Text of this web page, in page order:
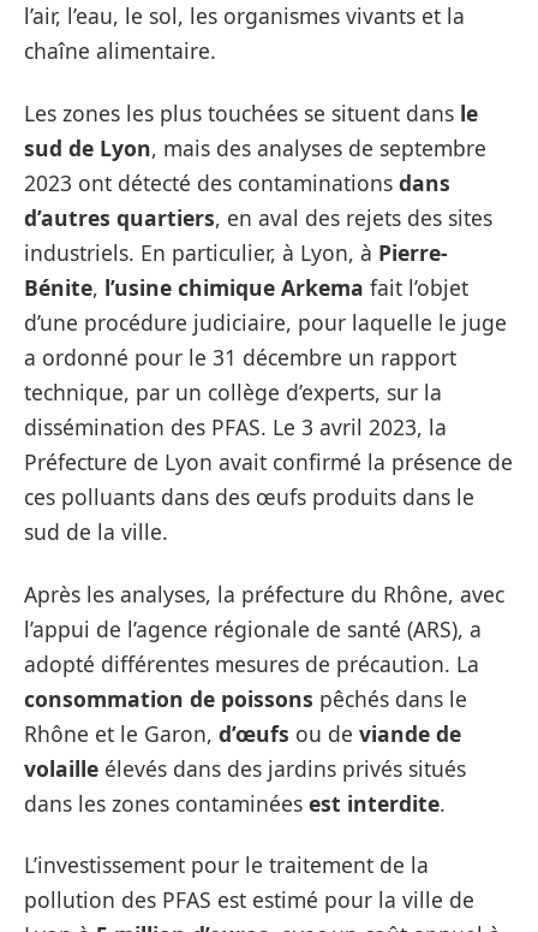
l’air, l’eau, le sol, les organismes vivants et la
chaîne alimentaire.
Les zones les plus touchées se situent dans le
sud de Lyon, mais des analyses de septembre
2023 ont détecté des contaminations dans
d’autres quartiers, en aval des rejets des sites
industriels. En particulier, à Lyon, à Pierre-
Bénite, l’usine chimique Arkema fait l’objet
d’une procédure judiciaire, pour laquelle le juge
a ordonné pour le 31 décembre un rapport
technique, par un collège d’experts, sur la
dissémination des PFAS. Le 3 avril 2023, la
Préfecture de Lyon avait confirmé la présence de
ces polluants dans des œufs produits dans le
sud de la ville.
Après les analyses, la préfecture du Rhône, avec
l’appui de l’agence régionale de santé (ARS), a
adopté différentes mesures de précaution. La
consommation de poissons pêchés dans le
Rhône et le Garon, d’œufs ou de viande de
volaille élevés dans des jardins privés situés
dans les zones contaminées est interdite.
L’investissement pour le traitement de la
pollution des PFAS est estimé pour la ville de